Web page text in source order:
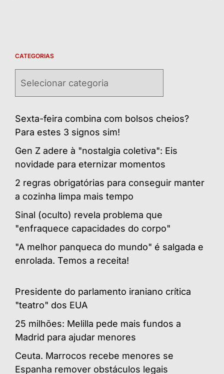
CATEGORIAS
Sexta-feira combina com bolsos cheios?
Para estes 3 signos sim!
Gen Z adere à "nostalgia coletiva": Eis
novidade para eternizar momentos
2 regras obrigatórias para conseguir manter
a cozinha limpa mais tempo
Sinal (oculto) revela problema que
"enfraquece capacidades do corpo"
"A melhor panqueca do mundo" é salgada e
enrolada. Temos a receita!
Presidente do parlamento iraniano crítica
"teatro" dos EUA
25 milhões: Melilla pede mais fundos a
Madrid para ajudar menores
Ceuta. Marrocos recebe menores se
Espanha remover obstáculos legais